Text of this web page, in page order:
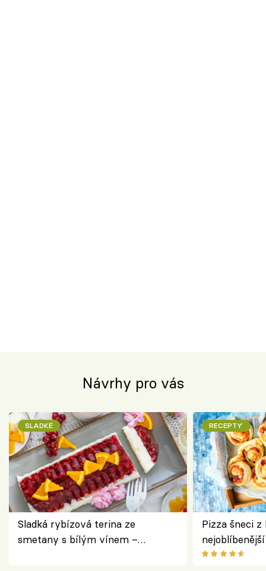
Návrhy pro vás
SLADKÉ
Sladká rybízová terina ze
smetany s bílým vínem –
RECEPTY
Pizza šneci